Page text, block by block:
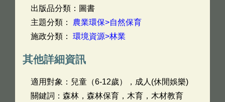
出版品分類：圖書
主題分類： 農業環保>自然保育
施政分類： 環境資源>林業
其他詳細資訊
適用對象：兒童（6-12歲），成人(休閒娛樂)
關鍵詞：森林，森林保育，木育，木材教育